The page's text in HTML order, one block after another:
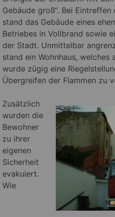
Gebäude groß“. Bei
stand das Gebäude eines
Betriebes in Vollbrand sowie
der Stadt. Unmittelbar
stand ein Wohnhaus,
wurde zügig eine
Übergreifen der Flammen zu
Zusätzlich
wurden die
Bewohner
zu ihrer
eigenen
Sicherheit
evakuiert.
Wie